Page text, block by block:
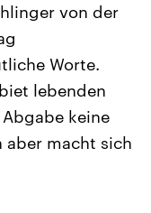
Beiträge,
und
die Vereinigten
mächtigsten Ländern
großem Einfluss auf
Weltgeschehen.
von der
Worte.
lebenden
keine
aber macht sich